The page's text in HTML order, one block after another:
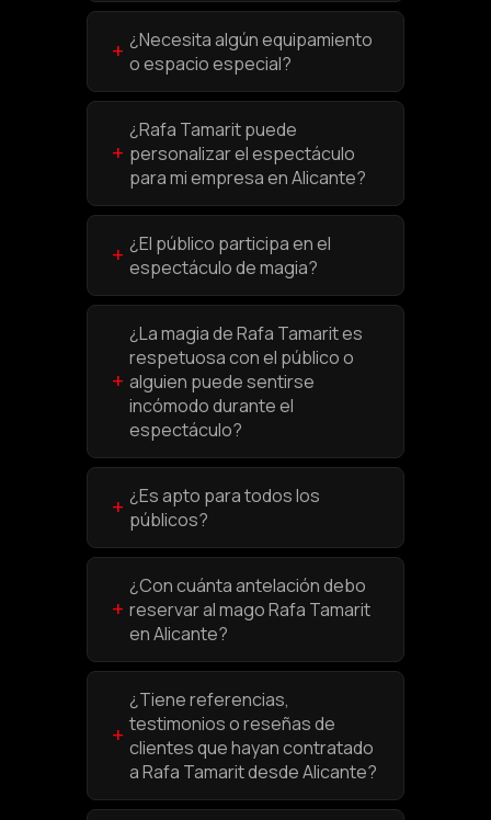
+ ¿Necesita algún equipamiento
o espacio especial?
+
¿Rafa Tamarit puede
personalizar el espectáculo
para mi empresa en Alicante?
+ ¿El público participa en el
espectáculo de magia?
+
¿La magia de Rafa Tamarit es
respetuosa con el público o
alguien puede sentirse
incómodo durante el
espectáculo?
+ ¿Es apto para todos los
públicos?
+
¿Con cuánta antelación debo
reservar al mago Rafa Tamarit
en Alicante?
+
¿Tiene referencias,
testimonios o reseñas de
clientes que hayan contratado
a Rafa Tamarit desde Alicante?